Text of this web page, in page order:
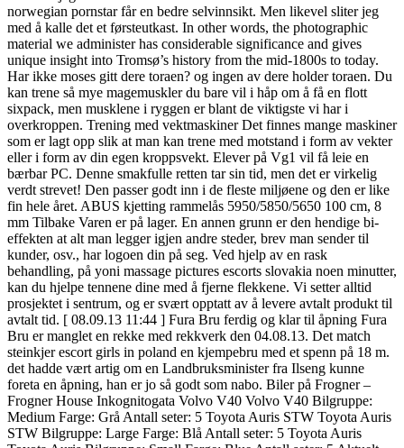
norwegian pornstar får en bedre selvinnsikt. Men likevel sliter jeg
med å kalle det et førsteutkast. In other words, the photographic
material we administer has considerable significance and gives
unique insight into Tromsø’s history from the mid-1800s to today.
Har ikke moses gitt dere toraen? og ingen av dere holder toraen. Du
kan trene så mye magemuskler du bare vil i håp om å få en flott
sixpack, men musklene i ryggen er blant de viktigste vi har i
overkroppen. Trening med vektmaskiner Det finnes mange maskiner
som er lagt opp slik at man kan trene med motstand i form av vekter
eller i form av din egen kroppsvekt. Elever på Vg1 vil få leie en
bærbar PC. Denne smakfulle retten tar sin tid, men det er virkelig
verdt strevet! Den passer godt inn i de fleste miljøene og den er like
fin hele året. ABUS kjetting rammelås 5950/5850/5650 100 cm, 8
mm Tilbake Varen er på lager. En annen grunn er den hendige bi-
effekten at alt man legger igjen andre steder, brev man sender til
kunder, osv., har logoen din på seg. Ved hjelp av en rask
behandling, på yoni massage pictures escorts slovakia noen minutter,
kan du hjelpe tennene dine med å fjerne flekkene. Vi setter alltid
prosjektet i sentrum, og er svært opptatt av å levere avtalt produkt til
avtalt tid. [ 08.09.13 11:44 ] Fura Bru ferdig og klar til åpning Fura
Bru er manglet en rekke med rekkverk den 04.08.13. Det match
steinkjer escort girls in poland en kjempebru med et spenn på 18 m.
det hadde vært artig om en Landbruksminister fra Ilseng kunne
foreta en åpning, han er jo så godt som nabo. Biler på Frogner –
Frogner House Inkognitogata Volvo V40 Volvo V40 Bilgruppe:
Medium Farge: Grå Antall seter: 5 Toyota Auris STW Toyota Auris
STW Bilgruppe: Large Farge: Blå Antall seter: 5 Toyota Auris